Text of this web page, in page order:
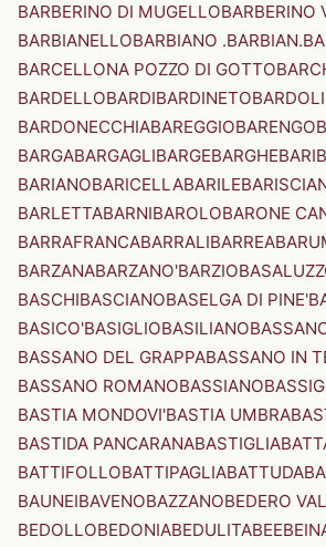
BARBERINO DI MUGELLOBARBERINO
BARBIANELLOBARBIANO .BARBIAN.
BARCELLONA POZZO DI GOTTO
BARDELLOBARDIBARDINETO
BARDONECCHIABAREGGIOBARENGO
BARGABARGAGLIBARGEBARGHEBARI
BARIANOBARICELLABARILE
BARLETTABARNIBAROLOBARONE
BARRAFRANCABARRALIBARREA
BARZANABARZANO'BARZIO
BASCHIBASCIANOBASELGA DI PINE'
BASICO'BASIGLIOBASILIANO
BASSANO DEL GRAPPABASSANO IN
BASSANO ROMANOBASSIANO
BASTIA MONDOVI'BASTIA UMBRA
BASTIDA PANCARANABASTIGLIA
BATTIFOLLOBATTIPAGLIABATTUDA
BAUNEIBAVENOBAZZANOBEDERO
BEDOLLOBEDONIABEDULITABEE